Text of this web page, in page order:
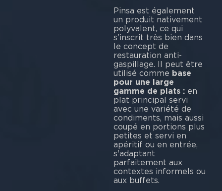
Pinsa est également
un produit nativement
polyvalent, ce qui
s’inscrit très bien dans
le concept de
restauration anti-
gaspillage. Il peut être
utilisé comme base
pour une large
gamme de plats :en
plat principal servi
avec une variété de
condiments, mais aussi
coupé en portions plus
petites et servi en
apéritif ou en entrée,
s'adaptant
parfaitement aux
contextes informels ou
aux buffets.